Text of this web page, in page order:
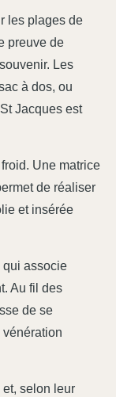
les plages de
preuve de
Les
à dos, ou
Jacques est
Une matrice
de réaliser
et insérée
qui associe
Au fil des
de se
vénération
et, selon leur